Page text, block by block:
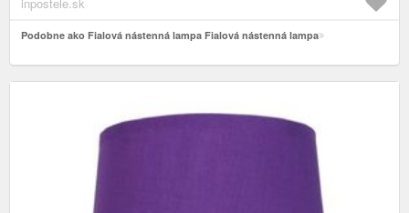
inpostele.sk
Podobne ako Fialová nástenná lampa Fialová nástenná lampa